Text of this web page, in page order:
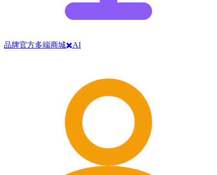
品牌官方多端商城✖️AI